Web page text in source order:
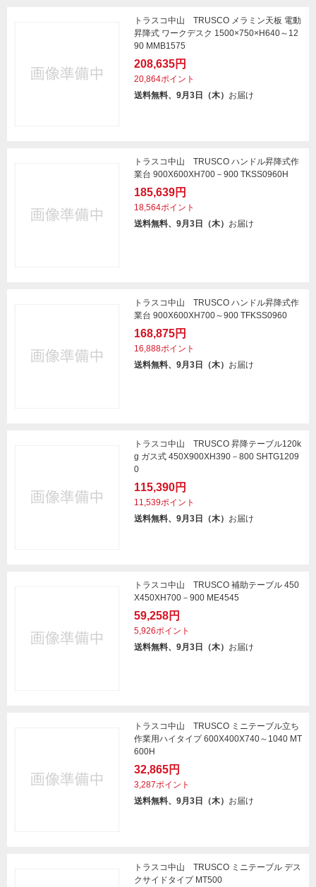
トラスコ中山 TRUSCO メラミン天板 電動
昇降式 ワークデスク 1500×750×H640～12
90 MMB1575
208,635円
20,864ポイント
送料無料、9月3日（木） お届け
トラスコ中山 TRUSCO ハンドル昇降式作
業台 900X600XH700－900 TKSS0960H
185,639円
18,564ポイント
送料無料、9月3日（木） お届け
トラスコ中山 TRUSCO ハンドル昇降式作
業台 900X600XH700～900 TFKSS0960
168,875円
16,888ポイント
送料無料、9月3日（木） お届け
トラスコ中山 TRUSCO 昇降テーブル120k
g ガス式 450X900XH390－800 SHTG1209
0
115,390円
11,539ポイント
送料無料、9月3日（木） お届け
トラスコ中山 TRUSCO 補助テーブル 450
X450XH700－900 ME4545
59,258円
5,926ポイント
送料無料、9月3日（木） お届け
トラスコ中山 TRUSCO ミニテーブル立ち
作業用ハイタイプ 600X400X740～1040 MT
600H
32,865円
3,287ポイント
送料無料、9月3日（木） お届け
トラスコ中山 TRUSCO ミニテーブル デス
クサイドタイプ MT500